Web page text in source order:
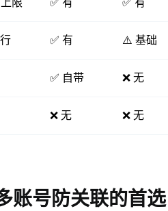
✅ 有 ⚠️ 基础
✅ 自带 ❌ 无
❌ 无 ❌ 无
账号防关联的首选